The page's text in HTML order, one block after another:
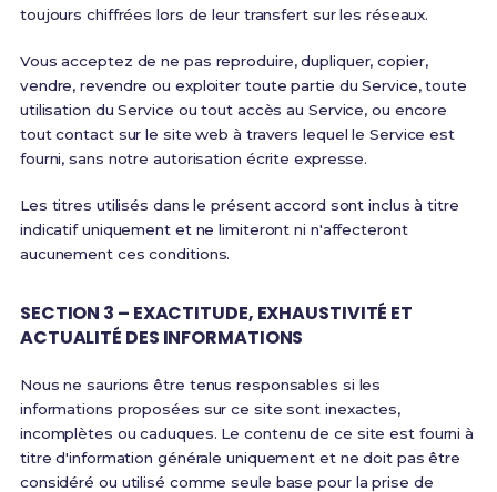
toujours chiffrées lors de leur transfert sur les réseaux.
Vous acceptez de ne pas reproduire, dupliquer, copier,
vendre, revendre ou exploiter toute partie du Service, toute
utilisation du Service ou tout accès au Service, ou encore
tout contact sur le site web à travers lequel le Service est
fourni, sans notre autorisation écrite expresse.
Les titres utilisés dans le présent accord sont inclus à titre
indicatif uniquement et ne limiteront ni n'affecteront
aucunement ces conditions.
SECTION 3 – EXACTITUDE, EXHAUSTIVITÉ ET
ACTUALITÉ DES INFORMATIONS
Nous ne saurions être tenus responsables si les
informations proposées sur ce site sont inexactes,
incomplètes ou caduques. Le contenu de ce site est fourni à
titre d'information générale uniquement et ne doit pas être
considéré ou utilisé comme seule base pour la prise de